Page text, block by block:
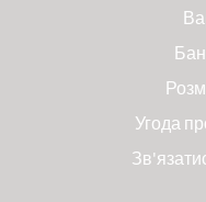
Угода